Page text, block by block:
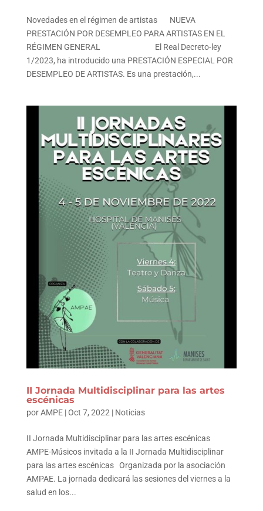
Novedades en el régimen de artistas NUEVA
PRESTACIÓN POR DESEMPLEO PARA ARTISTAS EN EL
RÉGIMEN GENERAL El Real Decreto-ley
1/2023, ha introducido una PRESTACIÓN ESPECIAL POR
DESEMPLEO DE ARTISTAS. Es una prestación,...
II Jornada Multidisciplinar para las artes
escénicas
porAMPE|Oct 7, 2022 | Noticias
II Jornada Multidisciplinar para las artes escénicas
AMPE-Músicos invitada a la II Jornada Multidisciplinar
para las artes escénicas Organizada por la asociación
AMPAE. La jornada dedicará las sesiones del viernes a la
salud en los...